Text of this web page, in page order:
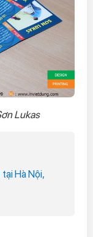
Lukas
Hà Nội,